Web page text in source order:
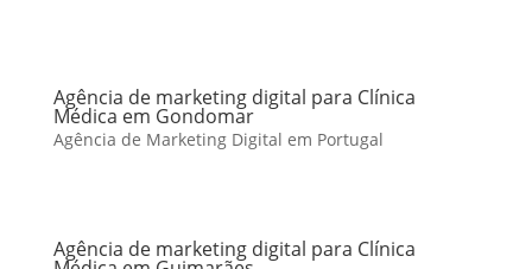
Agência de marketing digital para Clínica
Médica em Gondomar
Agência de Marketing Digital em Portugal
Agência de marketing digital para Clínica